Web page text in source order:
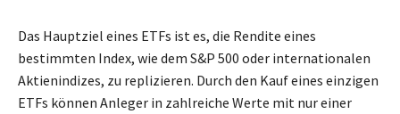
Das Hauptziel eines ETFs ist es, die Rendite eines
bestimmten Index, wie dem S&P 500 oder internationalen
Aktienindizes, zu replizieren. Durch den Kauf eines einzigen
ETFs können Anleger in zahlreiche Werte mit nur einer